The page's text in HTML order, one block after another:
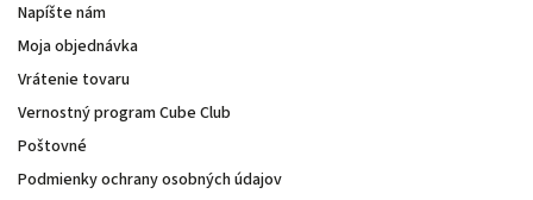
Napíšte nám
Moja objednávka
Vrátenie tovaru
Vernostný program Cube Club
Poštovné
Podmienky ochrany osobných údajov